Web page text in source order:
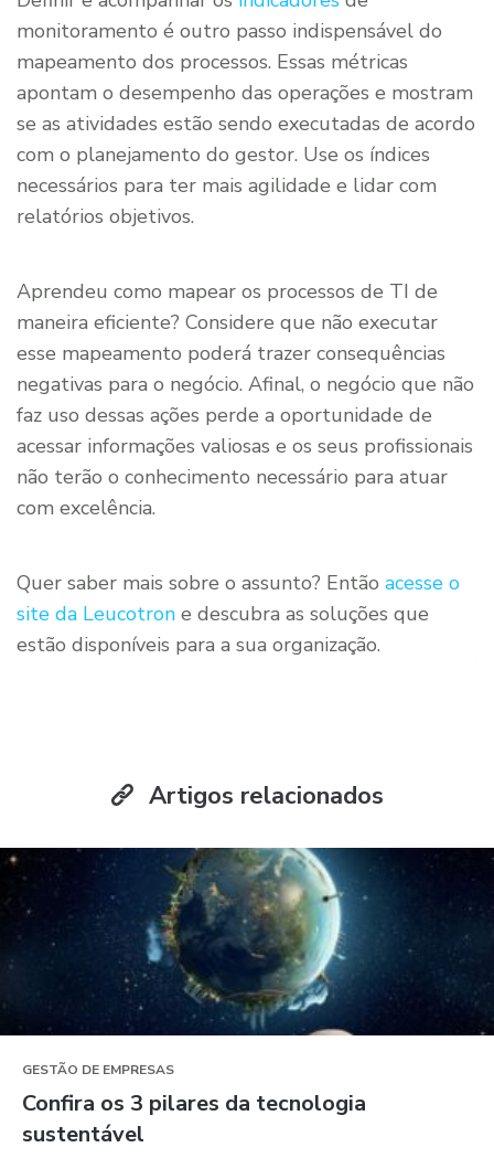
monitoramento é outro passo indispensável do
mapeamento dos processos. Essas métricas
apontam o desempenho das operações e mostram
se as atividades estão sendo executadas de acordo
com o planejamento do gestor. Use os índices
necessários para ter mais agilidade e lidar com
relatórios objetivos.
Aprendeu como mapear os processos de TI de
maneira eficiente? Considere que não executar
esse mapeamento poderá trazer consequências
negativas para o negócio. Afinal, o negócio que não
faz uso dessas ações perde a oportunidade de
acessar informações valiosas e os seus profissionais
não terão o conhecimento necessário para atuar
com excelência.
Quer saber mais sobre o assunto? Então acesse o
site da Leucotron e descubra as soluções que
estão disponíveis para a sua organização.
Artigos relacionados
GESTÃO DE EMPRESAS
Confira os 3 pilares da tecnologia
sustentável